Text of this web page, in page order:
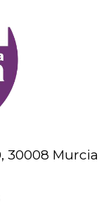
30008 Murcia